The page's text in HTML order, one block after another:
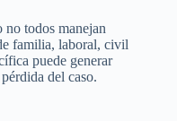
no todos manejan
familia, laboral, civil
puede generar
del caso.